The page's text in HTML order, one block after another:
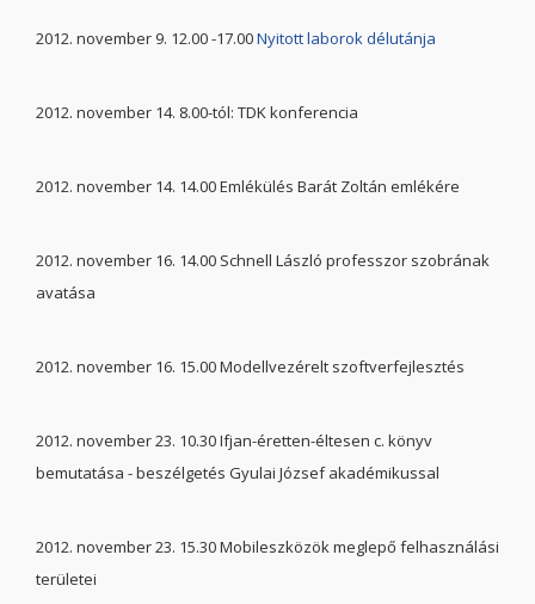
2012. november 9. 12.00 -17.00Nyitott laborok délutánja
2012. november 14. 8.00-tól: TDK konferencia
2012. november 14. 14.00 Emlékülés Barát Zoltán emlékére
2012. november 16. 14.00 Schnell László professzor szobrának
avatása
2012. november 16. 15.00 Modellvezérelt szoftverfejlesztés
2012. november 23. 10.30 Ifjan-éretten-éltesen c. könyv
bemutatása - beszélgetés Gyulai József akadémikussal
2012. november 23. 15.30 Mobileszközök meglepő felhasználási
területei